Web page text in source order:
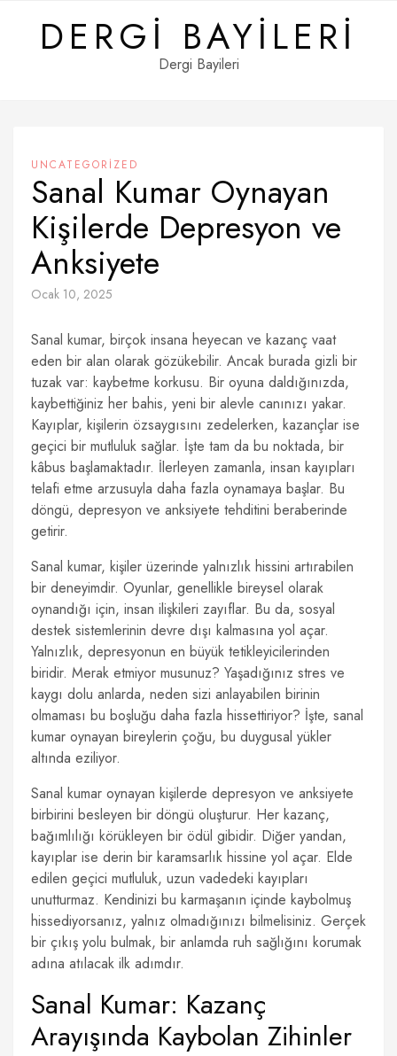
contentDERGI BAYILERI
Dergi Bayileri
UNCATEGORIZED
Sanal Kumar Oynayan
Kişilerde Depresyon ve
Anksiyete
Ocak 10, 2025
Sanal kumar, birçok insana heyecan ve kazanç vaat
eden bir alan olarak gözükebilir. Ancak burada gizli bir
tuzak var: kaybetme korkusu. Bir oyuna daldığınızda,
kaybettiğiniz her bahis, yeni bir alevle canınızı yakar.
Kayıplar, kişilerin özsaygısını zedelerken, kazançlar ise
geçici bir mutluluk sağlar. İşte tam da bu noktada, bir
kâbus başlamaktadır. İlerleyen zamanla, insan kayıpları
telafi etme arzusuyla daha fazla oynamaya başlar. Bu
döngü, depresyon ve anksiyete tehditini beraberinde
getirir.
Sanal kumar, kişiler üzerinde yalnızlık hissini artırabilen
bir deneyimdir. Oyunlar, genellikle bireysel olarak
oynandığı için, insan ilişkileri zayıflar. Bu da, sosyal
destek sistemlerinin devre dışı kalmasına yol açar.
Yalnızlık, depresyonun en büyük tetikleyicilerinden
biridir. Merak etmiyor musunuz? Yaşadığınız stres ve
kaygı dolu anlarda, neden sizi anlayabilen birinin
olmaması bu boşluğu daha fazla hissettiriyor? İşte, sanal
kumar oynayan bireylerin çoğu, bu duygusal yükler
altında eziliyor.
Sanal kumar oynayan kişilerde depresyon ve anksiyete
birbirini besleyen bir döngü oluşturur. Her kazanç,
bağımlılığı körükleyen bir ödül gibidir. Diğer yandan,
kayıplar ise derin bir karamsarlık hissine yol açar. Elde
edilen geçici mutluluk, uzun vadedeki kayıpları
unutturmaz. Kendinizi bu karmaşanın içinde kaybolmuş
hissediyorsanız, yalnız olmadığınızı bilmelisiniz. Gerçek
bir çıkış yolu bulmak, bir anlamda ruh sağlığını korumak
adına atılacak ilk adımdır.
Sanal Kumar: Kazanç
Arayışında Kaybolan Zihinler